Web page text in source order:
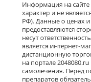
Информация на сайте
характер и не
РФ). Данные о ценах и
предоставляются
несут
является интернет-
дистанционную
на портале
самолечения. Перед
препаратов